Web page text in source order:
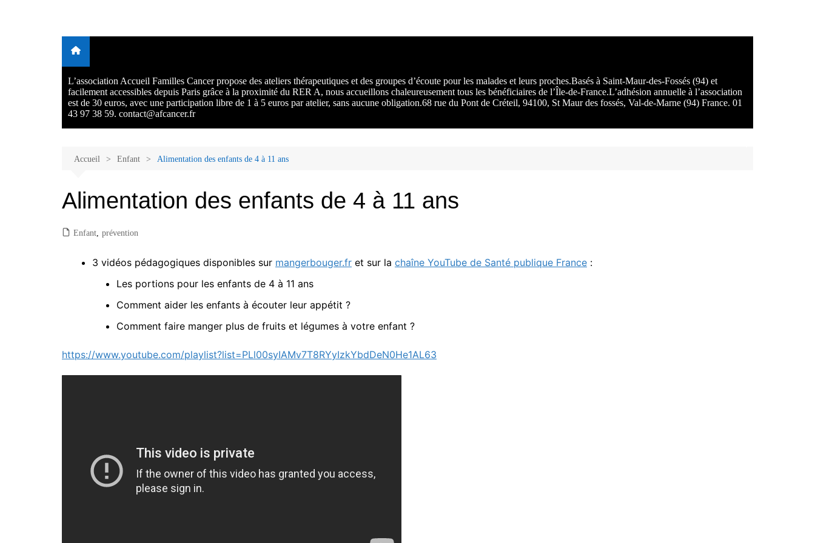
avec et après le cancer
Ecoute thérapeutique, sophrologie, sport adapté, art thérapie,
musico thérapie… . L'adhésion annuelle est de 30 euros avec une
participation libre de 1 à 5 euros par atelier sans obligation.
L’association Accueil Familles Cancer propose des ateliers thérapeutiques et des groupes d’écoute pour les malades et leurs proches.Basés à Saint-Maur-des-Fossés (94) et
facilement accessibles depuis Paris grâce à la proximité du RER A, nous accueillons chaleureusement tous les bénéficiaires de l’Île-de-France.L’adhésion annuelle à l’association
est de 30 euros, avec une participation libre de 1 à 5 euros par atelier, sans aucune obligation.68 rue du Pont de Créteil, 94100, St Maur des fossés, Val-de-Marne (94) France. 01
43 97 38 59. contact@afcancer.fr
Accueil Enfant Alimentation des enfants de 4 à 11 ans
Alimentation des enfants de 4 à 11 ans
Enfant prévention
3 vidéos pédagogiques disponibles sur mangerbouger.fr et sur la chaîne YouTube de Santé publique France :
Les portions pour les enfants de 4 à 11 ans
Comment aider les enfants à écouter leur appétit ?
Comment faire manger plus de fruits et légumes à votre enfant ?
https://www.youtube.com/playlist?list=PLl00syIAMv7T8RYyIzkYbdDeN0He1AL63